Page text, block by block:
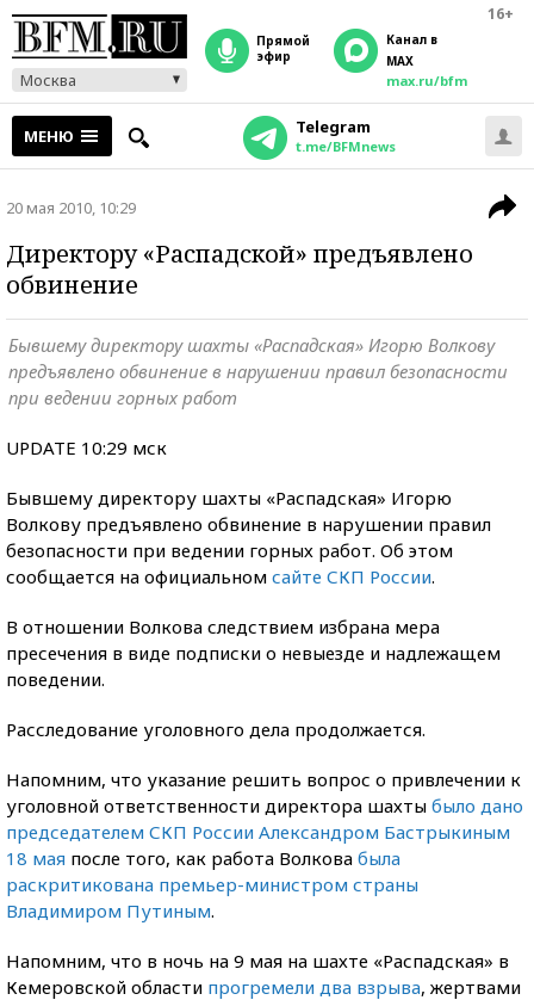
16+
Москва
прямой
эфир
Канал в
MAX
max.ru/bfm
МЕНЮ Telegram
t.me/BFMnews
20 мая 2010, 10:29
Директору «Распадской» предъявлено
обвинение
Бывшему директору шахты «Распадская» Игорю Волкову
предъявлено обвинение в нарушении правил безопасности
при ведении горных работ
UPDATE 10:29 мск
Бывшему директору шахты «Распадская» Игорю
Волкову предъявлено обвинение в нарушении правил
безопасности при ведении горных работ. Об этом
сообщается на официальном сайте СКП России.
В отношении Волкова следствием избрана мера
пресечения в виде подписки о невыезде и надлежащем
поведении.
Расследование уголовного дела продолжается.
Напомним, что указание решить вопрос о привлечении к
уголовной ответственности директора шахты было дано
председателем СКП России Александром Бастрыкиным
18 мая после того, как работа Волкова была
раскритикована премьер-министром страны
Владимиром Путиным.
Напомним, что в ночь на 9 мая на шахте «Распадская» в
Кемеровской области прогремели два взрыва, жертвами